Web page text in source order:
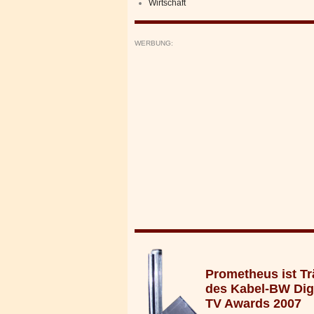
Wirtschaft
WERBUNG:
Prometheus ist
des Kabel-BW
TV Awards 2007